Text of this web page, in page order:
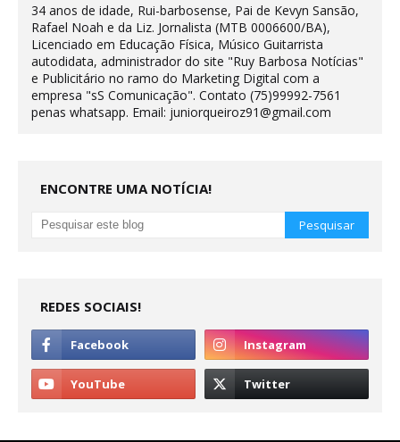
34 anos de idade, Rui-barbosense, Pai de Kevyn Sansão,
Rafael Noah e da Liz. Jornalista (MTB 0006600/BA),
Licenciado em Educação Física, Músico Guitarrista
autodidata, administrador do site "Ruy Barbosa Notícias"
e Publicitário no ramo do Marketing Digital com a
empresa "sS Comunicação". Contato (75)99992-7561
penas whatsapp. Email: juniorqueiroz91@gmail.com
ENCONTRE UMA NOTÍCIA!
REDES SOCIAIS!